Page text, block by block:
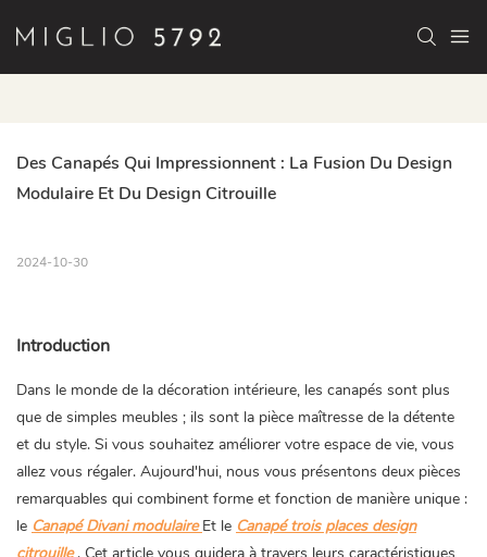
Des Canapés Qui Impressionnent : La Fusion Du Design
Modulaire Et Du Design Citrouille
2024-10-30
Introduction
Dans le monde de la décoration intérieure, les canapés sont plus
que de simples meubles ; ils sont la pièce maîtresse de la détente
et du style. Si vous souhaitez améliorer votre espace de vie, vous
allez vous régaler. Aujourd'hui, nous vous présentons deux pièces
remarquables qui combinent forme et fonction de manière unique :
le Canapé Divani modulaireEt le Canapé trois places design